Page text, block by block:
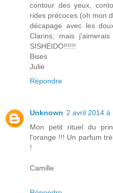
contour des yeux,
rides précoces (oh mon
décapage avec les
Clarins, mais
SISHEIDO!!!!!!
Bises
Julie
Répondre
Unknown 2 avril 2014 à
Mon petit rituel du
l'orange !!! Un parfum
!
Camille